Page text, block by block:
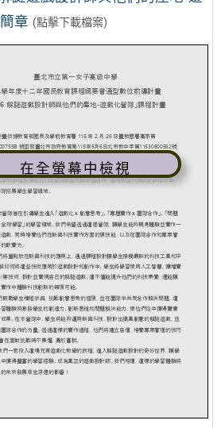
章 (點擊下載檔案)
在全螢幕中檢視